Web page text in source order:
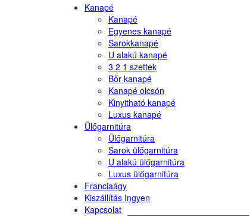
Kanapé
Kanapé
Egyenes kanapé
Sarokkanapé
U alakú kanapé
3 2 1 szettek
Bőr kanapé
Kanapé olcsón
Kinyitható kanapé
Luxus kanapé
Ülőgarnitúra
Ülőgarnitúra
Sarok ülőgarnitúra
U alakú ülőgarnitúra
Luxus ülőgarnitúra
Franciaágy
Kiszállítás Ingyen
Kapcsolat